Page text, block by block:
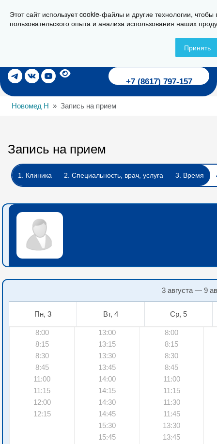
Этот сайт использует cookie-файлы и другие технологии,
пользовательского опыта и анализа использования наших
Принять
г. Новороссийск, ул. Пионерская, 23
Записаться на прием
+7 (8617) 797-157
Новомед Н Запись на прием
Запись на прием
1. Клиника 2. Специальность, врач, услуга 3. Время
3 августа — 9
Пн, 3 Вт, 4 Ср, 5
8:00
8:15
8:30
8:45
11:00
11:15
12:00
12:15
13:00
13:15
13:30
13:45
14:00
14:15
14:30
14:45
15:30
15:45
8:00
8:15
8:30
8:45
11:00
11:15
11:30
11:45
13:30
13:45